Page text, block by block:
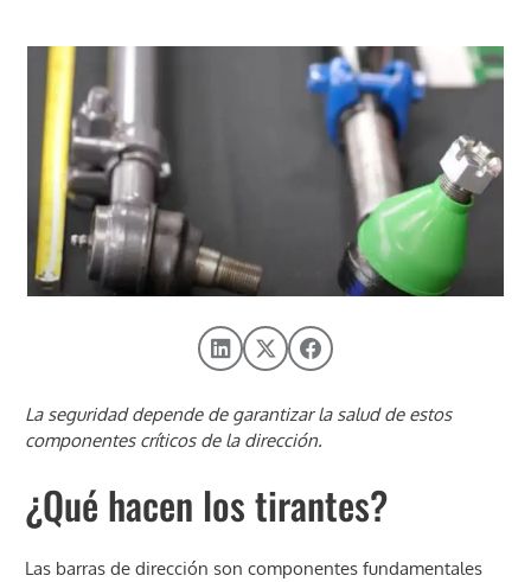
La seguridad depende de garantizar la salud de estos
componentes críticos de la dirección.
¿Qué hacen los tirantes?
Las barras de dirección son componentes fundamentales